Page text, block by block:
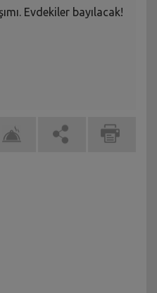
Evdekiler bayılacak!